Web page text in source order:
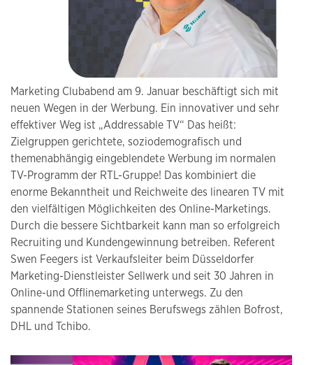
Marketing Clubabend am 9. Januar beschäftigt sich mit
neuen Wegen in der Werbung. Ein innovativer und sehr
effektiver Weg ist „Addressable TV“ Das heißt:
Zielgruppen gerichtete, soziodemografisch und
themenabhängig eingeblendete Werbung im normalen
TV-Programm der RTL-Gruppe! Das kombiniert die
enorme Bekanntheit und Reichweite des linearen TV mit
den vielfältigen Möglichkeiten des Online-Marketings.
Durch die bessere Sichtbarkeit kann man so erfolgreich
Recruiting und Kundengewinnung betreiben. Referent
Swen Feegers ist Verkaufsleiter beim Düsseldorfer
Marketing-Dienstleister Sellwerk und seit 30 Jahren in
Online-und Offlinemarketing unterwegs. Zu den
spannende Stationen seines Berufswegs zählen Bofrost,
DHL und Tchibo.